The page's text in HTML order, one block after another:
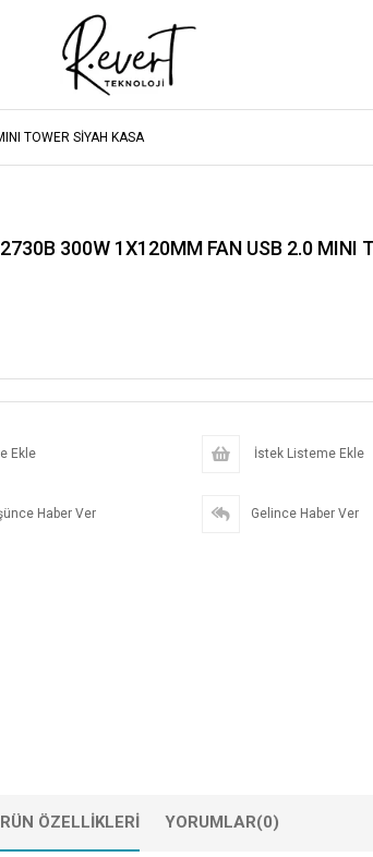
TOWER SİYAH KASA
300W 1X120MM FAN USB 2.0 MINI
Ekle İstek Listeme Ekle
Haber Ver Gelince Haber Ver
ÖZELLIKLERI YORUMLAR(0)